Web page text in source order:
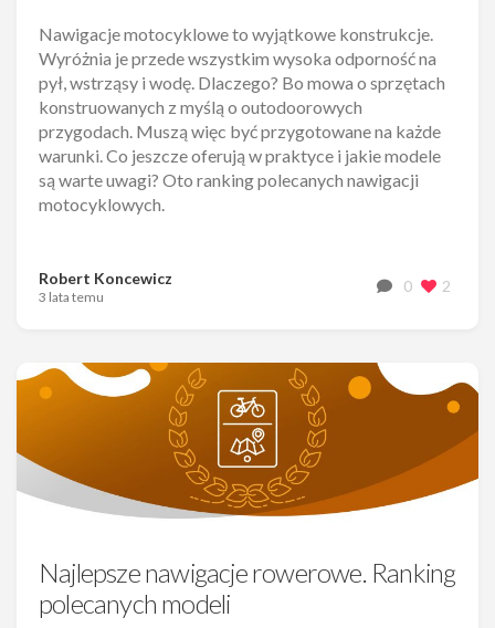
Nawigacje motocyklowe to wyjątkowe konstrukcje.
Wyróżnia je przede wszystkim wysoka odporność na
pył, wstrząsy i wodę. Dlaczego? Bo mowa o sprzętach
konstruowanych z myślą o outodoorowych
przygodach. Muszą więc być przygotowane na każde
warunki. Co jeszcze oferują w praktyce i jakie modele
są warte uwagi? Oto ranking polecanych nawigacji
motocyklowych.
Robert Koncewicz
3 lata temu
0 2
Najlepsze nawigacje rowerowe. Ranking
polecanych modeli